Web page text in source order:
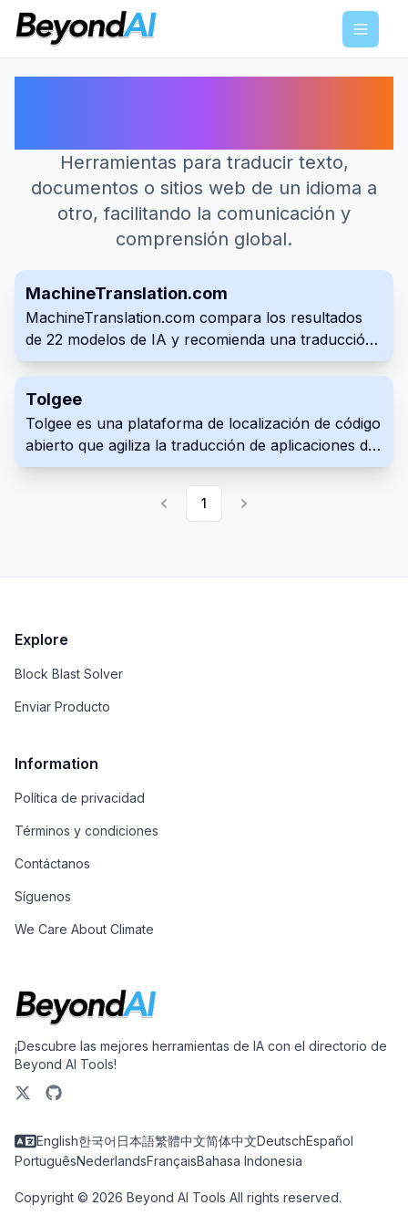
Menu
Herramientas para traducir texto,
documentos o sitios web de un idioma a
otro, facilitando la comunicación y
comprensión global.
MachineTranslation.com
MachineTranslation.com compara los resultados
de 22 modelos de IA y recomienda una traducción
según el consenso entre modelos. Traduce texto,
el diseño de formatos compatibles y añade
controles terminológicos, AI Translation Agent,
opciones de privacidad y verificación humana bajo
demanda.
Tolgee
Tolgee es una plataforma de localización de código
abierto que agiliza la traducción de aplicaciones de
software. Ofrece traducción en contexto, memoria
de traducción y soporte para varios formatos de
archivo para una localización perfecta.
1
Explore
Block Blast Solver
Enviar Producto
Information
Política de privacidad
Términos y condiciones
Contáctanos
Síguenos
We Care About Climate
¡Descubre las mejores herramientas de IA con el directorio de
Beyond AI Tools!
English한국어 日本語繁體中文简体中文DeutschEspañol
PortuguêsNederlandsFrançaisBahasa Indonesia
Copyright © 2026 Beyond AI Tools All rights reserved.